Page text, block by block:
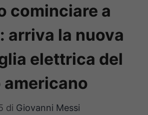
cominciare a
arriva la nuova
elettrica del
di Giovanni Messi